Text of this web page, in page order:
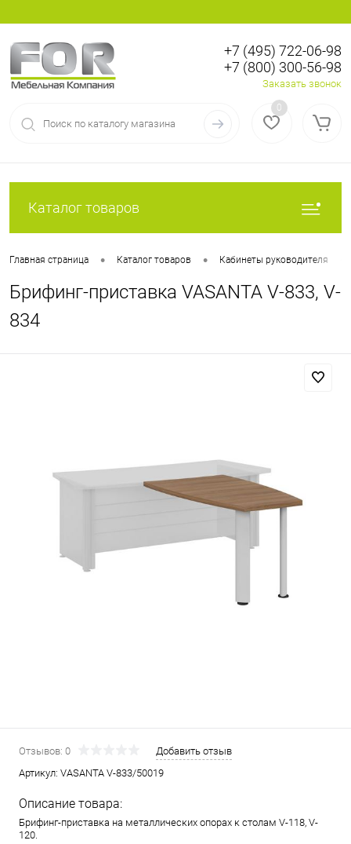
Регистрация
+7 (495) 722-06-98
+7 (800) 300-56-98
Заказать звонок
0
Каталог товаров
Главная страница • Каталог товаров • Кабинеты руководителя
Брифинг-приставка VASANTA V-833, V-
834
Отзывов: 0
Добавить отзыв
Артикул: VASANTA V-833/50019
Описание товара:
Брифинг-приставка на металлических опорах к столам V-118, V-
120.